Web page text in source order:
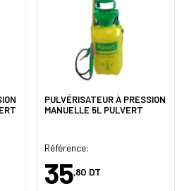
PULVÉRISATEUR À PRESSION
MANUELLE 5L PULVERT
Référence:
35,80 DT